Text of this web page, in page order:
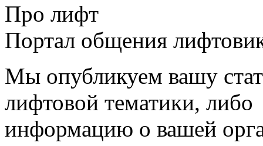
Про лифт
Портал общения
Мы опубликуем вашу
лифтовой тематики, либо
информацию о вашей